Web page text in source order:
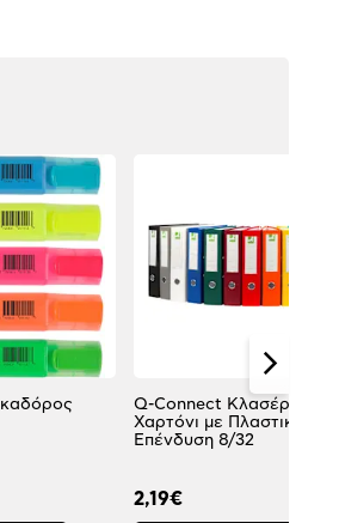
Q-Connect Κλασέρ από
Χαρτόνι με Πλαστική
Επένδυση 8/32
2,19€